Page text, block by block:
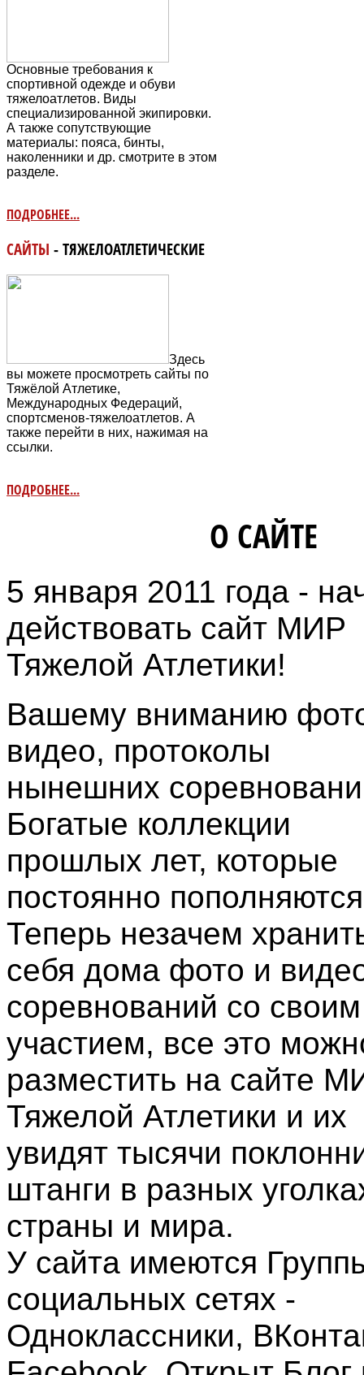
Основные требования к
спортивной одежде и обуви
тяжелоатлетов. Виды
специализированной экипировки.
А также сопутствующие
материалы: пояса, бинты,
наколенники и др. смотрите в этом
разделе.
ПОДРОБНЕЕ...
САЙТЫ - ТЯЖЕЛОАТЛЕТИЧЕСКИЕ
Здесь
вы можете просмотреть сайты по
Тяжёлой Атлетике,
Международных Федераций,
спортсменов-тяжелоатлетов. А
также перейти в них, нажимая на
ссылки.
ПОДРОБНЕЕ...
О САЙТЕ
5 января 2011 года -
действовать сайт МИР
Тяжелой Атлетики!
Вашему вниманию
видео, протоколы
нынешних
Богатые коллекции
прошлых лет, которые
постоянно
Теперь незачем
себя дома фото и
соревнований со своим
участием, все это
разместить на сайте
Тяжелой Атлетики и их
увидят тысячи
штанги в разных
страны и мира.
У сайта имеются
социальных сетях -
Одноклассники,